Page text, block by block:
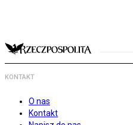
KONTAKT
O nas
Kontakt